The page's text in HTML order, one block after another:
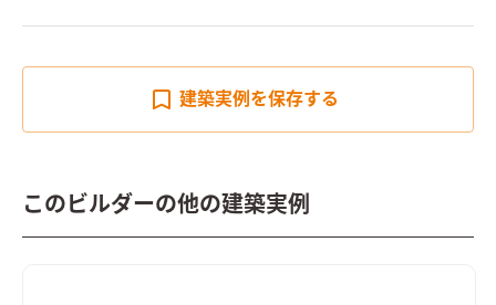
建築実例を保存する
このビルダーの他の建築実例